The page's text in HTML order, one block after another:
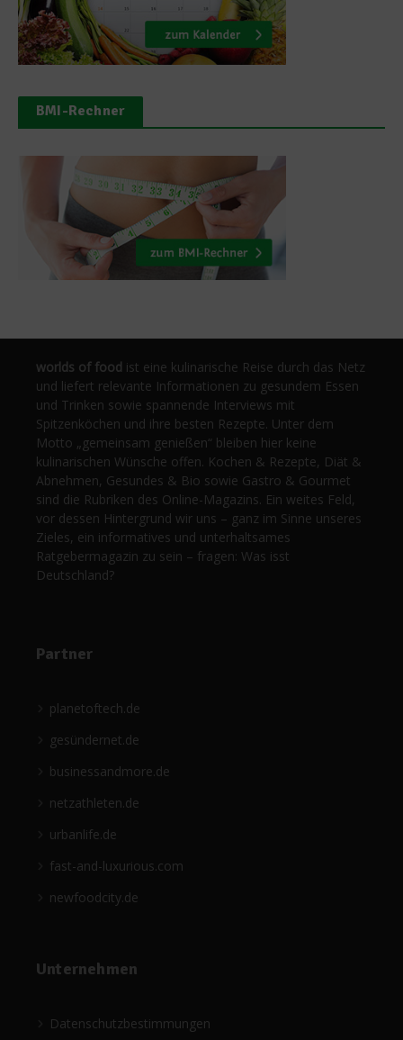
BMI-Rechner
worlds of food ist eine kulinarische Reise durch das Netz
und liefert relevante Informationen zu gesundem Essen
und Trinken sowie spannende Interviews mit
Spitzenköchen und ihre besten Rezepte. Unter dem
Motto „gemeinsam genießen“ bleiben hier keine
kulinarischen Wünsche offen. Kochen & Rezepte, Diät &
Abnehmen, Gesundes & Bio sowie Gastro & Gourmet
sind die Rubriken des Online-Magazins. Ein weites Feld,
vor dessen Hintergrund wir uns – ganz im Sinne unseres
Zieles, ein informatives und unterhaltsames
Ratgebermagazin zu sein – fragen: Was isst
Deutschland?
Partner
planetoftech.de
gesündernet.de
businessandmore.de
netzathleten.de
urbanlife.de
fast-and-luxurious.com
newfoodcity.de
Unternehmen
Datenschutzbestimmungen